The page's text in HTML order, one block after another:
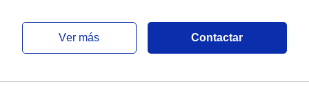
ver más Contactar